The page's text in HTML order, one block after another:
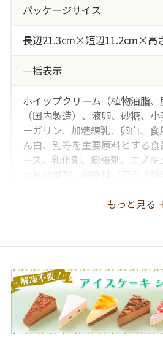
パッケージサイズ
長辺21.3cm×短辺11.2cm×高
一括表示
ホイップクリーム（植物油脂、
（国内製造）、液卵、砂糖、
ーガリン、加糖練乳、卵白、
ん白、乳等を主要原料とする
ース、乳化剤、膨張剤、エノキ
ｐＨ調整剤、調味料（アミノ
もっと見る